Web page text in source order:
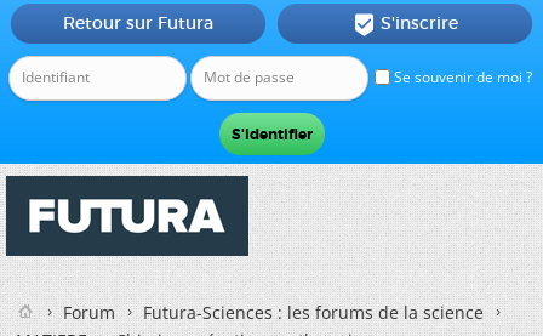
Se souvenir de moi ?
Retour sur Futura  S'inscrire
Forum
Futura-Sciences : les forums de la science